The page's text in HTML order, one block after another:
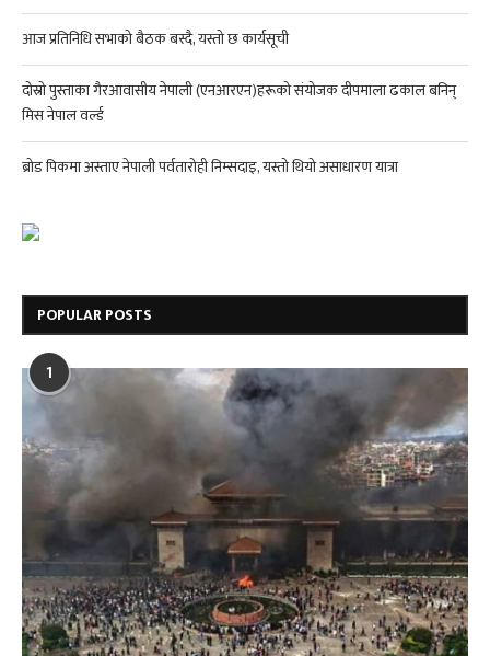
आज प्रतिनिधि सभाको बैठक बस्दै, यस्तो छ कार्यसूची
दोस्रो पुस्ताका गैरआवासीय नेपाली (एनआरएन)हरूको संयोजक दीपमाला ढकाल बनिन्
मिस नेपाल वर्ल्ड
ब्रोड पिकमा अस्ताए नेपाली पर्वतारोही निम्सदाइ, यस्तो थियो असाधारण यात्रा
POPULAR POSTS
1